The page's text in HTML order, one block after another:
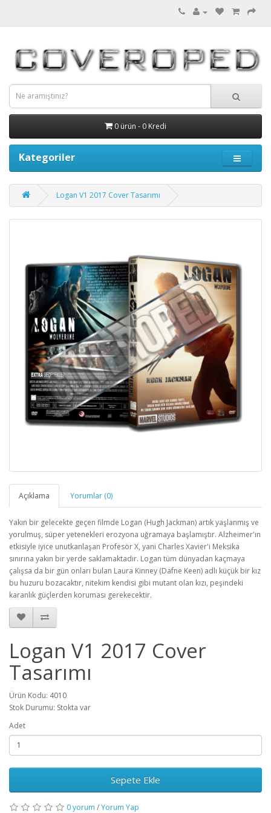
0 ürün - 0 Kredi
Kategoriler
Logan V1 2017 Cover Tasarımı
Açıklama Yorumlar (0)
Yakın bir gelecekte geçen filmde Logan (Hugh Jackman) artık yaşlanmış ve
yorulmuş, süper yetenekleri erozyona uğramaya başlamıştır. Alzheimer'ın
etkisiyle iyice unutkanlaşan Profesör X, yani Charles Xavier'i Meksika
sınırına yakın bir yerde saklamaktadır. Logan tüm dünyadan kaçmaya
çalışsa da bir gün onları bulan Laura Kinney (Dafne Keen) adlı küçük bir kız
bu huzuru bozacaktır, nitekim kendisi gibi mutant olan kızı, peşindeki
karanlık güçlerden koruması gerekecektir.
Logan V1 2017 Cover
Tasarımı
Ürün Kodu: 4010
Stok Durumu: Stokta var
Adet
Sepete Ekle
0 yorum /Yorum Yap